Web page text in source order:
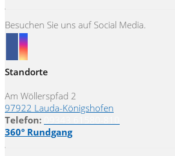
Besuchen Sie uns auf Social Media.
Standorte
Am Wöllerspfad 2
97922 Lauda-Königshofen
Telefon:
360° Rundgang